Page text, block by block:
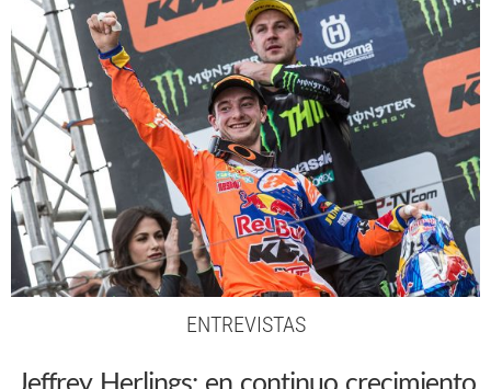
ENTREVISTAS
Jeffrey Herlings: en continuo crecimiento